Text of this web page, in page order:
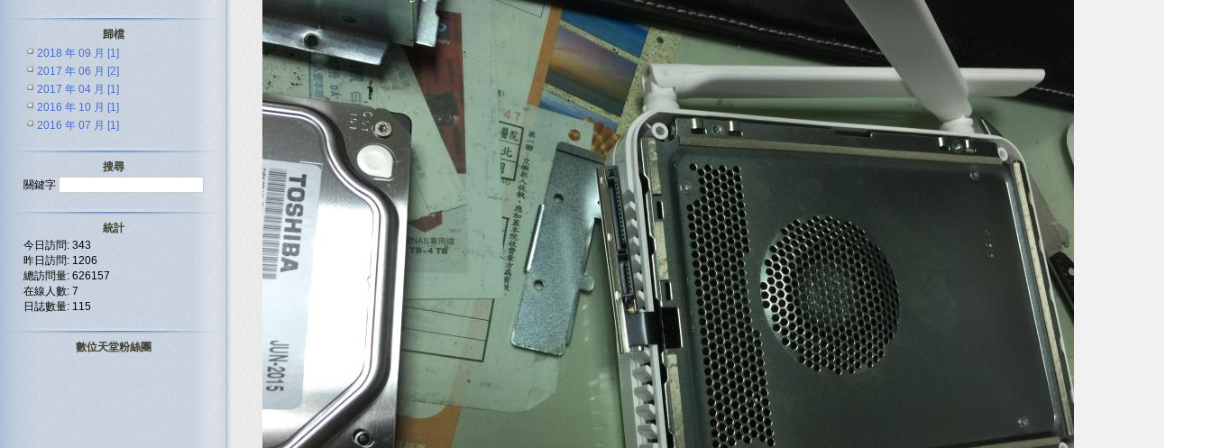
歸檔
2018 年 09 月 [1]
2017 年 06 月 [2]
2017 年 04 月 [1]
2016 年 10 月 [1]
2016 年 07 月 [1]
搜尋
關鍵字
統計
今日訪問: 343
昨日訪問: 1206
總訪問量: 626157
在線人數: 7
日誌數量: 115
數位天堂粉絲團